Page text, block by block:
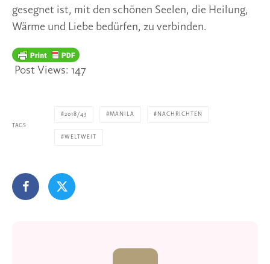
gesegnet ist, mit den schönen Seelen, die Heilung,
Wärme und Liebe bedürfen, zu verbinden.
Post Views: 147
TAGS
2018/43 MANILA NACHRICHTEN
WELTWEIT